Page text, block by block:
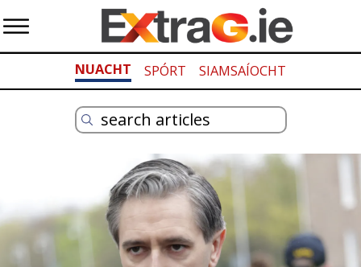
NUACHT SPÓRT SIAMSAÍOCHT